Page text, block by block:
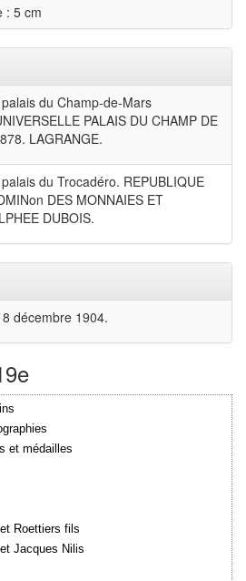
: 5 cm
du Champ-de-Mars
PALAIS DU CHAMP DE
LAGRANGE.
du Trocadéro. REPUBLIQUE
DES MONNAIES ET
DUBOIS.
décembre 1904.
et médailles
Roettiers fils
Jacques Nilis